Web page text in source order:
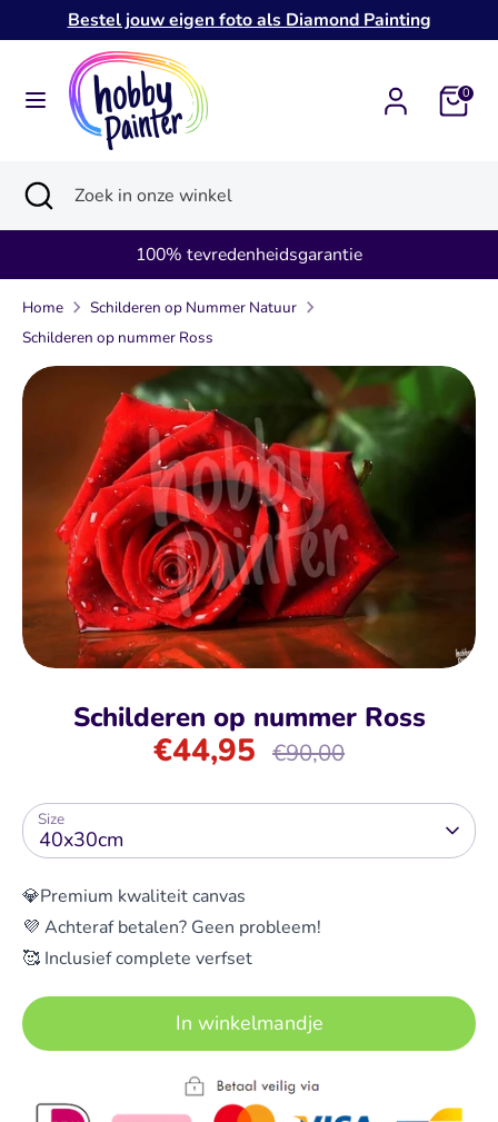
naar
Bestel jouw eigen foto als Diamond Painting
0
ZoekenZoek
in
winkel
ZoekenZoek
winkel
Zoekopdracht
sluiten
100% tevredenheidsgarantie
Home
Schilderen op Nummer Natuur
Schilderen op nummer Ross
Schilderen op nummer Ross
€44,95
Normale
€90,00
Size
40x30cm
💎Premium kwaliteit canvas
💜 Achteraf betalen? Geen probleem!
🥰 Inclusief complete verfset
In winkelmandje